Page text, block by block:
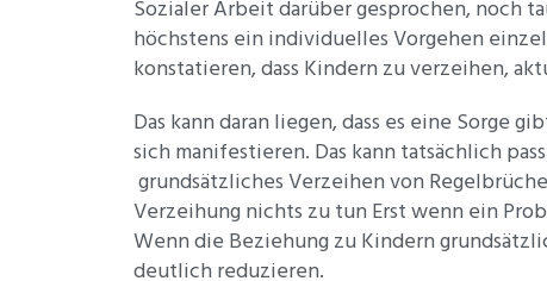
Sozialer Arbeit darüber gesprochen, noch
höchstens ein individuelles Vorgehen
konstatieren, dass Kindern zu verzeihen,
Das kann daran liegen, dass es eine Sorge
sich manifestieren. Das kann tatsächlich
grundsätzliches Verzeihen von
Verzeihung nichts zu tun Erst wenn ein
Wenn die Beziehung zu Kindern
deutlich reduzieren.